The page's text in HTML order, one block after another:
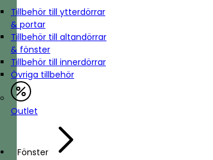
Tillbehör till ytterdörrar
& portar
Tillbehör till altandörrar
& fönster
Tillbehör till innerdörrar
Övriga tillbehör
Outlet
Fönster